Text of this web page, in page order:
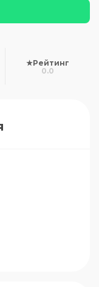
★Рейтинг
0.0